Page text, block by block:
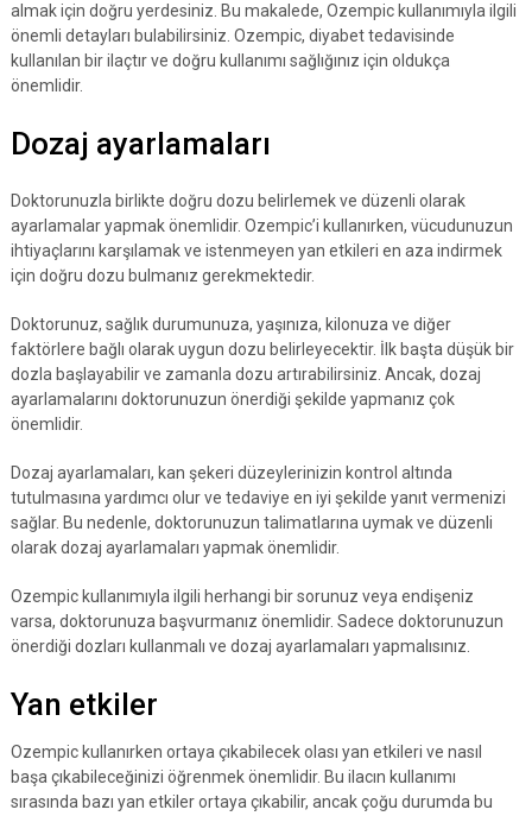
almak için doğru yerdesiniz. Bu makalede, Ozempic kullanımıyla ilgili
önemli detayları bulabilirsiniz. Ozempic, diyabet tedavisinde
kullanılan bir ilaçtır ve doğru kullanımı sağlığınız için oldukça
önemlidir.
Dozaj ayarlamaları
Doktorunuzla birlikte doğru dozu belirlemek ve düzenli olarak
ayarlamalar yapmak önemlidir. Ozempic’i kullanırken, vücudunuzun
ihtiyaçlarını karşılamak ve istenmeyen yan etkileri en aza indirmek
için doğru dozu bulmanız gerekmektedir.
Doktorunuz, sağlık durumunuza, yaşınıza, kilonuza ve diğer
faktörlere bağlı olarak uygun dozu belirleyecektir. İlk başta düşük bir
dozla başlayabilir ve zamanla dozu artırabilirsiniz. Ancak, dozaj
ayarlamalarını doktorunuzun önerdiği şekilde yapmanız çok
önemlidir.
Dozaj ayarlamaları, kan şekeri düzeylerinizin kontrol altında
tutulmasına yardımcı olur ve tedaviye en iyi şekilde yanıt vermenizi
sağlar. Bu nedenle, doktorunuzun talimatlarına uymak ve düzenli
olarak dozaj ayarlamaları yapmak önemlidir.
Ozempic kullanımıyla ilgili herhangi bir sorunuz veya endişeniz
varsa, doktorunuza başvurmanız önemlidir. Sadece doktorunuzun
önerdiği dozları kullanmalı ve dozaj ayarlamaları yapmalısınız.
Yan etkiler
Ozempic kullanırken ortaya çıkabilecek olası yan etkileri ve nasıl
başa çıkabileceğinizi öğrenmek önemlidir. Bu ilacın kullanımı
sırasında bazı yan etkiler ortaya çıkabilir, ancak çoğu durumda bu